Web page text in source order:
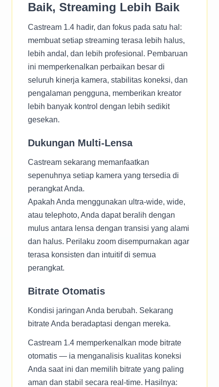
Baik, Streaming Lebih Baik
Castream 1.4 hadir, dan fokus pada satu hal:
membuat setiap streaming terasa lebih halus,
lebih andal, dan lebih profesional. Pembaruan
ini memperkenalkan perbaikan besar di
seluruh kinerja kamera, stabilitas koneksi, dan
pengalaman pengguna, memberikan kreator
lebih banyak kontrol dengan lebih sedikit
gesekan.
Dukungan Multi-Lensa
Castream sekarang memanfaatkan
sepenuhnya setiap kamera yang tersedia di
perangkat Anda.
Apakah Anda menggunakan ultra-wide, wide,
atau telephoto, Anda dapat beralih dengan
mulus antara lensa dengan transisi yang alami
dan halus. Perilaku zoom disempurnakan agar
terasa konsisten dan intuitif di semua
perangkat.
Bitrate Otomatis
Kondisi jaringan Anda berubah. Sekarang
bitrate Anda beradaptasi dengan mereka.
Castream 1.4 memperkenalkan mode bitrate
otomatis — ia menganalisis kualitas koneksi
Anda saat ini dan memilih bitrate yang paling
aman dan stabil secara real-time. Hasilnya: